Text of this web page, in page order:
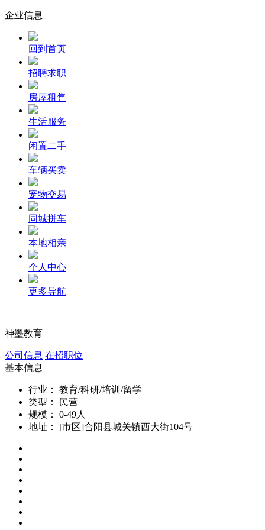
企业信息
回到首页
招聘求职
房屋租售
生活服务
闲置二手
车辆买卖
宠物交易
同城拼车
本地相亲
个人中心
更多导航
神墨教育
公司信息 在招职位
基本信息
行业：
教育/科研/培训/留学
类型：
民营
规模：
0-49人
地址：
[市区]合阳县城关镇西大街104号